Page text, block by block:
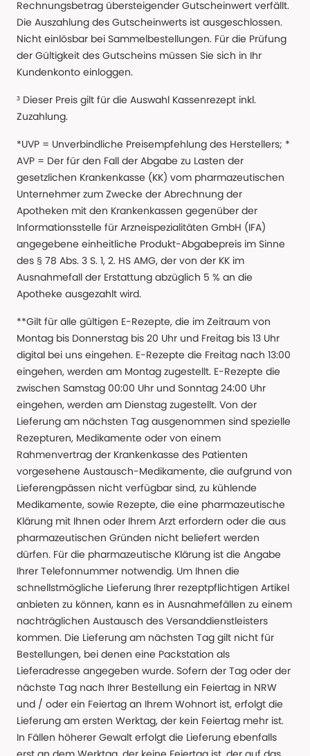
Rechnungsbetrag übersteigender Gutscheinwert verfällt.
Die Auszahlung des Gutscheinwerts ist ausgeschlossen.
Nicht einlösbar bei Sammelbestellungen. Für die Prüfung
der Gültigkeit des Gutscheins müssen Sie sich in Ihr
Kundenkonto einloggen.
³ Dieser Preis gilt für die Auswahl Kassenrezept inkl.
Zuzahlung.
*UVP = Unverbindliche Preisempfehlung des Herstellers; *
AVP = Der für den Fall der Abgabe zu Lasten der
gesetzlichen Krankenkasse (KK) vom pharmazeutischen
Unternehmer zum Zwecke der Abrechnung der
Apotheken mit den Krankenkassen gegenüber der
Informationsstelle für Arzneispezialitäten GmbH (IFA)
angegebene einheitliche Produkt-Abgabepreis im Sinne
des § 78 Abs. 3 S. 1, 2. HS AMG, der von der KK im
Ausnahmefall der Erstattung abzüglich 5 % an die
Apotheke ausgezahlt wird.
**Gilt für alle gültigen E-Rezepte, die im Zeitraum von
Montag bis Donnerstag bis 20 Uhr und Freitag bis 13 Uhr
digital bei uns eingehen. E-Rezepte die Freitag nach 13:00
eingehen, werden am Montag zugestellt. E-Rezepte die
zwischen Samstag 00:00 Uhr und Sonntag 24:00 Uhr
eingehen, werden am Dienstag zugestellt. Von der
Lieferung am nächsten Tag ausgenommen sind spezielle
Rezepturen, Medikamente oder von einem
Rahmenvertrag der Krankenkasse des Patienten
vorgesehene Austausch-Medikamente, die aufgrund von
Lieferengpässen nicht verfügbar sind, zu kühlende
Medikamente, sowie Rezepte, die eine pharmazeutische
Klärung mit Ihnen oder Ihrem Arzt erfordern oder die aus
pharmazeutischen Gründen nicht beliefert werden
dürfen. Für die pharmazeutische Klärung ist die Angabe
Ihrer Telefonnummer notwendig. Um Ihnen die
schnellstmögliche Lieferung Ihrer rezeptpflichtigen Artikel
anbieten zu können, kann es in Ausnahmefällen zu einem
nachträglichen Austausch des Versanddienstleisters
kommen. Die Lieferung am nächsten Tag gilt nicht für
Bestellungen, bei denen eine Packstation als
Lieferadresse angegeben wurde. Sofern der Tag oder der
nächste Tag nach Ihrer Bestellung ein Feiertag in NRW
und / oder ein Feiertag an Ihrem Wohnort ist, erfolgt die
Lieferung am ersten Werktag, der kein Feiertag mehr ist.
In Fällen höherer Gewalt erfolgt die Lieferung ebenfalls